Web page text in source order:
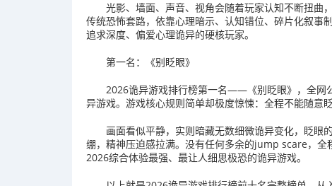
光影、墙面、声音、视角会随着玩家认知不断扭曲
传统恐怖套路，依靠心理暗示、认知错位、碎片化叙事
追求深度、偏爱心理诡异的硬核玩家。
第一名：《别眨眼》
2026诡异游戏排行榜第一名——《别眨眼》，全网
异游戏。游戏核心规则简单却极度惊悚：全程不能随意
画面看似平静，实则暗藏无数细微诡异变化，眨眼
绷，精神压迫感拉满。没有任何多余的jump scare，
2026综合体验最强、最让人细思极恐的诡异游戏。